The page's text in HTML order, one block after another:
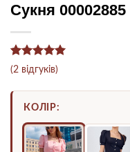
Сукня 00002885
Рейтинг5
з 5 на
основі
2
покупців
(2 відгуків)
КОЛІР: